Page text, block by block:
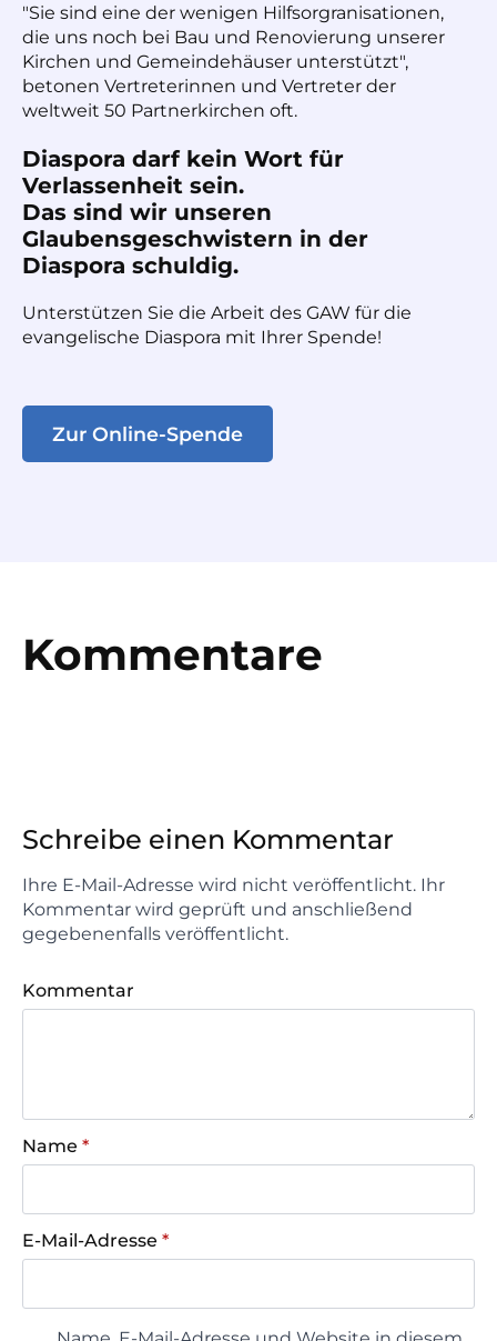
"Sie sind eine der wenigen Hilfsorgranisationen,
die uns noch bei Bau und Renovierung unserer
Kirchen und Gemeindehäuser unterstützt",
betonen Vertreterinnen und Vertreter der
weltweit 50 Partnerkirchen oft.
Diaspora darf kein Wort für
Verlassenheit sein.
Das sind wir unseren
Glaubensgeschwistern in der
Diaspora schuldig.
Unterstützen Sie die Arbeit des GAW für die
evangelische Diaspora mit Ihrer Spende!
Zur Online-Spende
Kommentare
Schreibe einen Kommentar
Ihre E-Mail-Adresse wird nicht veröffentlicht. Ihr
Kommentar wird geprüft und anschließend
gegebenenfalls veröffentlicht.
Kommentar
Name *
E-Mail-Adresse *